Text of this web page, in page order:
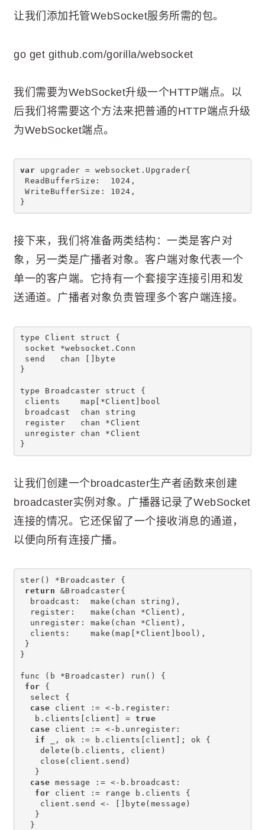
让我们添加托管WebSocket服务所需的包。
go get github.com/gorilla/websocket
我们需要为WebSocket升级一个HTTP端点。以
后我们将需要这个方法来把普通的HTTP端点升级
为WebSocket端点。
var upgrader = websocket.Upgrader{
ReadBufferSize:  1024,
WriteBufferSize: 1024,
}
接下来，我们将准备两类结构：一类是客户对
象，另一类是广播者对象。客户端对象代表一个
单一的客户端。它持有一个套接字连接引用和发
送通道。广播者对象负责管理多个客户端连接。
type Client struct {
socket *websocket.Conn
send   chan []byte
}
type Broadcaster struct {
clients    map[*Client]bool
broadcast  chan string
register   chan *Client
unregister chan *Client
}
让我们创建一个broadcaster生产者函数来创建
broadcaster实例对象。广播器记录了WebSocket
连接的情况。它还保留了一个接收消息的通道，
以便向所有连接广播。
ster() *Broadcaster {
return &Broadcaster{
broadcast:  make(chan string),
register:   make(chan *Client),
unregister: make(chan *Client),
clients:    make(map[*Client]bool),
}
}
func (b *Broadcaster) run() {
for {
select {
case client := <-b.register:
b.clients[client] = true
case client := <-b.unregister:
if _, ok := b.clients[client]; ok {
delete(b.clients, client)
close(client.send)
}
case message := <-b.broadcast:
for client := range b.clients {
client.send <- []byte(message)
}
}